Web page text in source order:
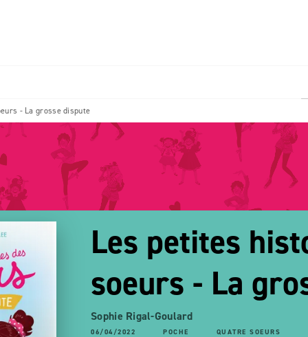
- La grosse dispute
Les petites
soeurs - La
Sophie Rigal-Goulard
06/04/2022 POCHE QUATRE SOEURS